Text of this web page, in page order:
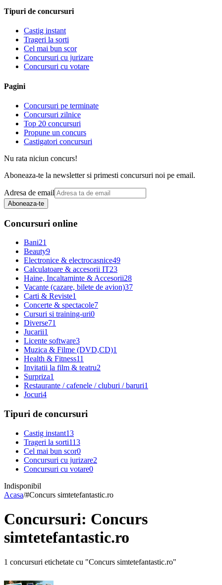
Tipuri de concursuri
Castig instant
Trageri la sorti
Cel mai bun scor
Concursuri cu jurizare
Concursuri cu votare
Pagini
Concursuri pe terminate
Concursuri zilnice
Top 20 concursuri
Propune un concurs
Castigatori concursuri
Nu rata niciun concurs!
Aboneaza-te la newsletter si primesti concursuri noi pe email.
Adresa de email
Aboneaza-te
Concursuri online
Bani21
Beauty9
Electronice & electrocasnice49
Calculatoare & accesorii IT23
Haine, Incaltaminte & Accesorii28
Vacante (cazare, bilete de avion)37
Carti & Reviste1
Concerte & spectacole7
Cursuri si training-uri0
Diverse71
Jucarii1
Licente software3
Muzica & Filme (DVD,CD)1
Health & Fitness11
Invitatii la film & teatru2
Surpriza1
Restaurante / cafenele / cluburi / baruri1
Jocuri4
Tipuri de concursuri
Castig instant13
Trageri la sorti113
Cel mai bun scor0
Concursuri cu jurizare2
Concursuri cu votare0
Indisponibil
Acasa/#Concurs simtetefantastic.ro
Concursuri: Concurs
simtetefantastic.ro
1 concursuri etichetate cu "Concurs simtetefantastic.ro"